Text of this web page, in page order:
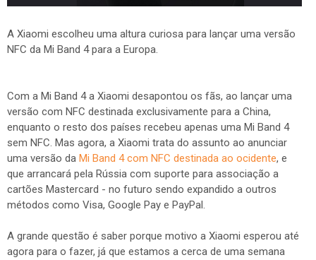
A Xiaomi escolheu uma altura curiosa para lançar uma versão
NFC da Mi Band 4 para a Europa.
Com a Mi Band 4 a Xiaomi desapontou os fãs, ao lançar uma
versão com NFC destinada exclusivamente para a China,
enquanto o resto dos países recebeu apenas uma Mi Band 4
sem NFC. Mas agora, a Xiaomi trata do assunto ao anunciar
uma versão da Mi Band 4 com NFC destinada ao ocidente, e
que arrancará pela Rússia com suporte para associação a
cartões Mastercard - no futuro sendo expandido a outros
métodos como Visa, Google Pay e PayPal.
A grande questão é saber porque motivo a Xiaomi esperou até
agora para o fazer, já que estamos a cerca de uma semana